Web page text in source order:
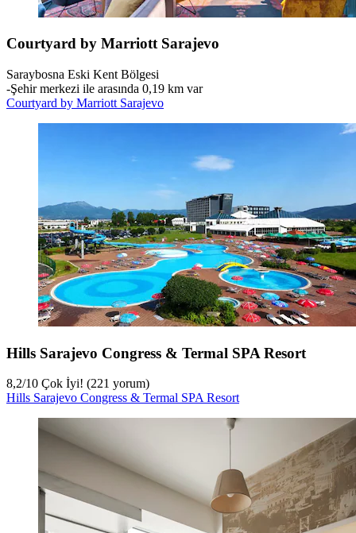
Courtyard by Marriott Sarajevo
Saraybosna Eski Kent Bölgesi
‐Şehir merkezi ile arasında 0,19 km var
Courtyard by Marriott Sarajevo
Hills Sarajevo Congress & Termal SPA Resort
8,2/10 Çok İyi! (221 yorum)
Hills Sarajevo Congress & Termal SPA Resort